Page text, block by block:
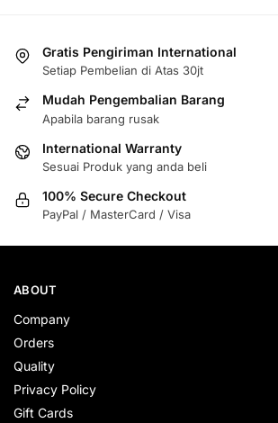
Gratis Pengiriman International
Setiap Pembelian di Atas 30jt
Mudah Pengembalian Barang
Apabila barang rusak
International Warranty
Sesuai Produk yang anda beli
100% Secure Checkout
PayPal / MasterCard / Visa
ABOUT
Company
Orders
Quality
Privacy Policy
Gift Cards